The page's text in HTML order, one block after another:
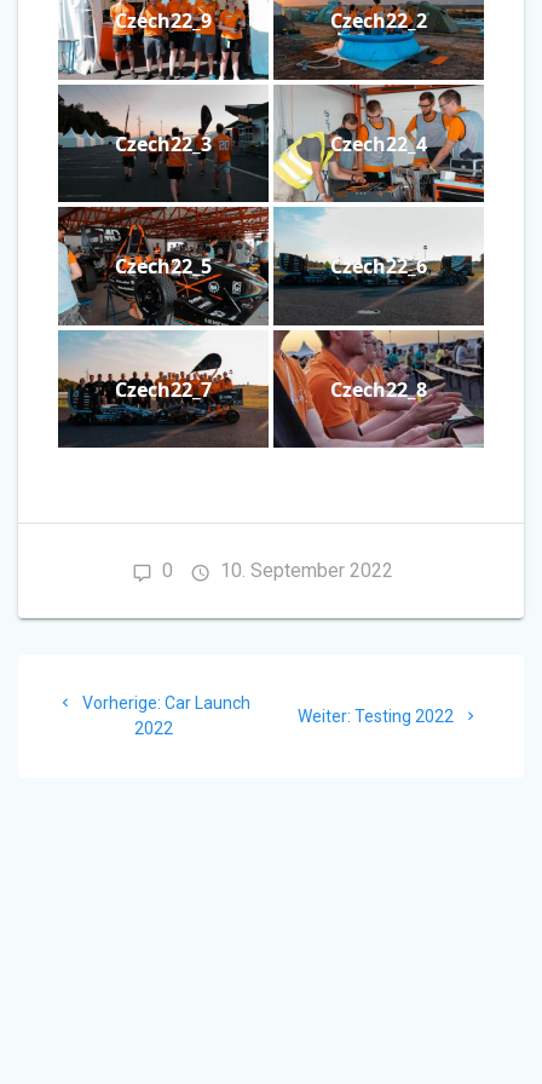
Czech22_9 Czech22_2
Czech22_3 Czech22_4
Czech22_5 Czech22_6
Czech22_7 Czech22_8
0 10. September 2022
Vorherige: Vorheriger
Beitrag:
Car Launch
2022
Weiter: Nächster
Testing 2022